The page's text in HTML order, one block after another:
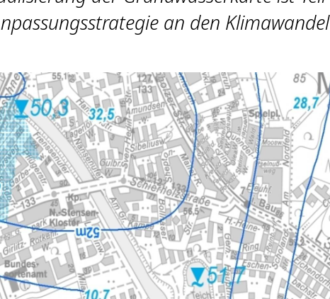
an den Klimawandel